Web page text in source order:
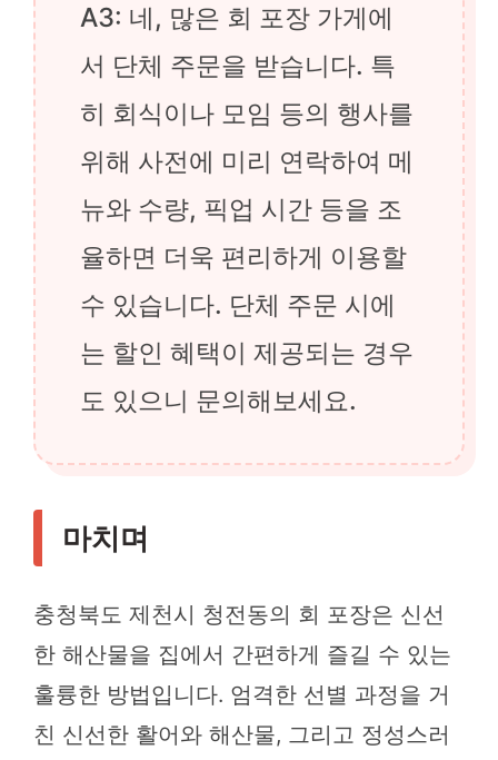
A3: 네, 많은 회 포장 가게에
서 단체 주문을 받습니다. 특
히 회식이나 모임 등의 행사를
위해 사전에 미리 연락하여 메
뉴와 수량, 픽업 시간 등을 조
율하면 더욱 편리하게 이용할
수 있습니다. 단체 주문 시에
는 할인 혜택이 제공되는 경우
도 있으니 문의해보세요.
마치며
충청북도 제천시 청전동의 회 포장은 신선
한 해산물을 집에서 간편하게 즐길 수 있는
훌륭한 방법입니다. 엄격한 선별 과정을 거
친 신선한 활어와 해산물, 그리고 정성스러